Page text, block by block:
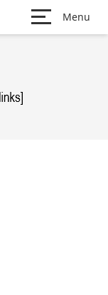
Menu